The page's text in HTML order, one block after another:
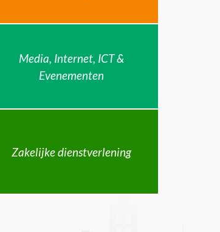
Media, Internet, ICT &
Evenementen
Zakelijke dienstverlening